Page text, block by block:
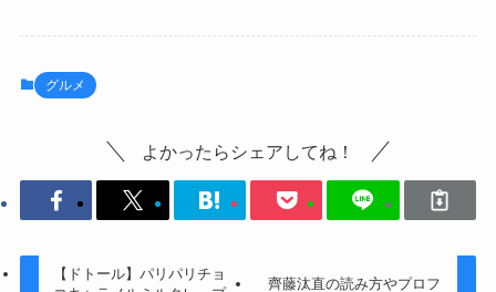
グルメ
よかったらシェアしてね！
【ドトール】パリパリチョ
齊藤汰直の読み方やプロフ